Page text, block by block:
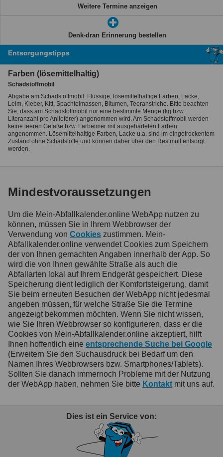
Weitere Termine anzeigen
Denk-dran Erinnerung bestellen
Entsorgungstipps
Farben (lösemittelhaltig)
Schadstoffmobil
Abgabe am Schadstoffmobil: Flüssige, lösemittelhaltige Farben, Lacke,
Leim, Kleber, Kitt, Spachtelmassen, Bitumen, Teeranstriche. Bitte beachten
Sie, dass am Schadstoffmobil nur eine bestimmte Menge (kg bzw.
Literanzahl pro Anlieferer) angenommen wird. Am Schadstoffmobil werden
keine leeren Gefäße bzw. Farbeimer mit ausgehärteten Farben
angenommen. Lösemittelhaltige Farben, Lacke u.a. sind im eingetrockentem
Zustand ohne Schadstoffe und können daher über den Restmüll entsorgt
werden.
Mindestvoraussetzungen
Um die Mein-Abfallkalender.online WebApp nutzen zu
können, müssen Sie in Ihrem Webbrowser der
Verwendung von Cookies zustimmen. Mein-
Abfallkalender.online verwendet Cookies zum Speichern
der von Ihnen gemachten Angaben innerhalb der App. So
wird die von Ihnen gewählte Straße als auch die
Abfallarten lokal auf Ihrem Endgerät gespeichert. Diese
Speicherung dient lediglich der Komfortsteigerung, damit
Sie beim erneuten Besuchen der WebApp nicht jedesmal
angeben müssen, für welche Straße Sie die Termine
angezeigt bekommen möchten. Wenn Sie nicht wissen,
wie Sie Ihren Webbrowser so konfigurieren, dass er die
Cookies von Mein-Abfallkalender.online akzeptiert, hilft
Ihnen hoffentlich eine entsprechende Suche bei Google
(Erweitern Sie den Suchausdruck bei Bedarf um den
Namen Ihres Webbrowsers bzw. Smartphones/Tablets).
Sollten Sie danach immernoch Probleme mit der Nutzung
der WebApp haben, nehmen Sie bitte Kontakt mit uns auf.
Dies ist ein Service von: